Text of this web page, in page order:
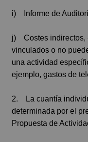
i) Informe de
j) Costes indirectos,
vinculados o no
una actividad
ejemplo, gastos de
2. La cuantía
determinada por el
Propuesta de